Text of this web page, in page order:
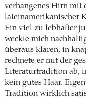
verhangenes Hirn mit
lateinamerikanischer
Ein viel zu lebhafter
weckte mich
überaus klaren, in
rechnete er mit der
Literaturtradition ab,
kein gutes Haar.
Tradition wirklich